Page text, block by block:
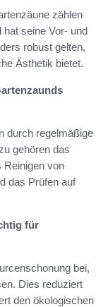
zählen
seine Vor- und
robust gelten,
Ästhetik bietet.
durch regelmäßige
gehören das
Reinigen von
das Prüfen auf
für
bei,
Dies reduziert
den ökologischen